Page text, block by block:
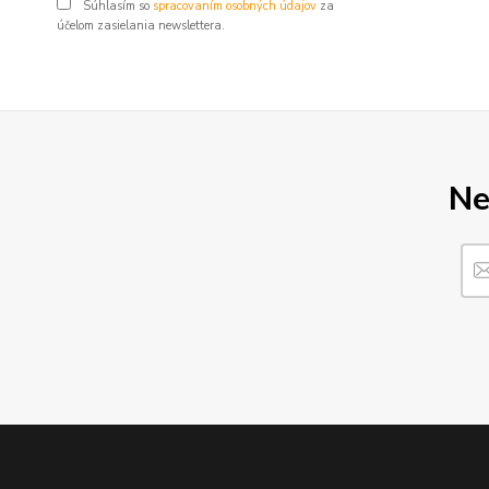
Súhlasím so spracovaním osobných údajov za
účelom zasielania newslettera.